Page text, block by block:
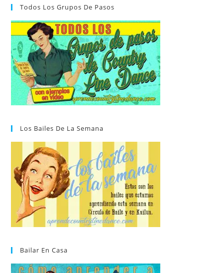
Todos Los Grupos De Pasos
Los Bailes De La Semana
Bailar En Casa